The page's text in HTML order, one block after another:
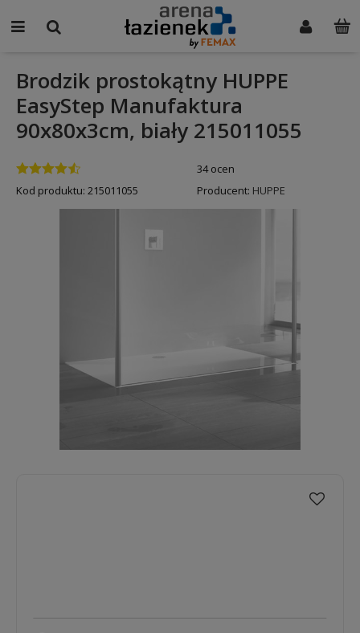
Brodzik prostokątny HUPPE
EasyStep Manufaktura
90x80x3cm, biały 215011055
34 ocen
Kod produktu: 215011055 Producent: HUPPE